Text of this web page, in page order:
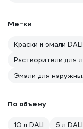
Метки
Краски и эмали DALI
Растворители для
Эмали для
По объему
10 л DALI 5 л DALI